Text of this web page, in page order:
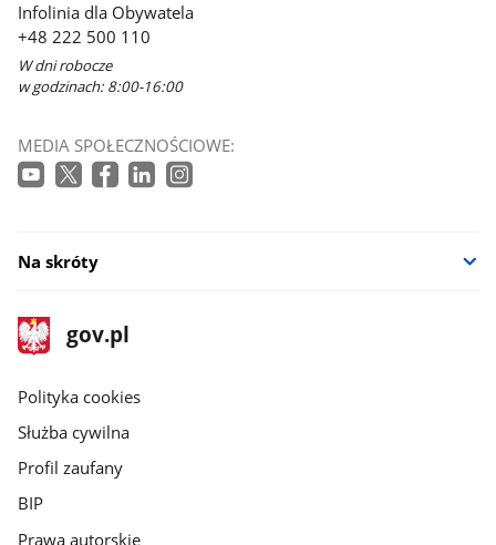
Infolinia dla Obywatela
+48 222 500 110
W dni robocze
w godzinach: 8:00-16:00
MEDIA SPOŁECZNOŚCIOWE:
Na skróty
stopka
gov.pl
Strona
gov.pl
gov.pl
Polityka cookies
Służba cywilna
Profil zaufany
BIP
Prawa autorskie